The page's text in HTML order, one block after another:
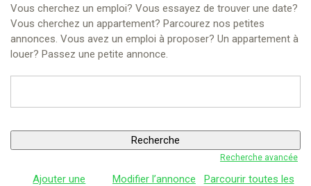
Vous cherchez un emploi? Vous essayez de trouver une date?
Vous cherchez un appartement? Parcourez nos petites
annonces. Vous avez un emploi à proposer? Un appartement à
louer? Passez une petite annonce.
Recherche avancée
Ajouter une
Modifier l’annonce
Parcourir toutes les